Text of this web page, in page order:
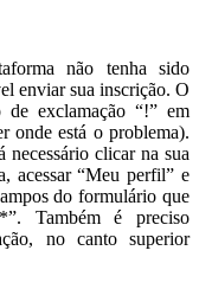
não tenha sido
enviar sua inscrição. O
de exclamação “!” em
onde está o problema).
necessário clicar na sua
acessar “Meu perfil” e
do formulário que
Também é preciso
no canto superior